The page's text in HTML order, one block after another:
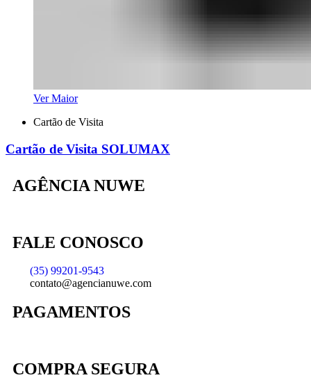
Ver Maior
Cartão de Visita
Cartão de Visita SOLUMAX
AGÊNCIA NUWE
FALE CONOSCO
(35) 99201-9543
contato@agencianuwe.com
PAGAMENTOS
COMPRA SEGURA